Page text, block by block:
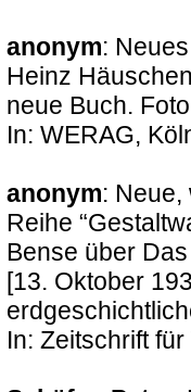
anonym:
Heinz
neue Buch.
In: WERAG,
anonym:
Reihe
Bense über
[13. Oktober
In: Zeitschrift